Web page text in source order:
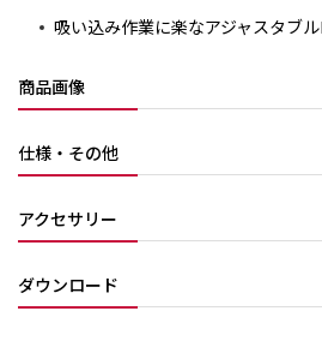
吸い込み作業に楽なアジャスタブ
商品画像
仕様・その他
アクセサリー
ダウンロード